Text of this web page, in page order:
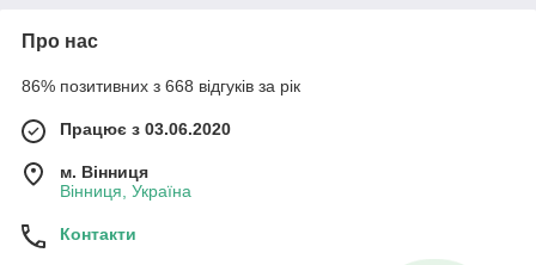
Про нас
86% позитивних з 668 відгуків за рік
Працює з 03.06.2020
м. Вінниця
Вінниця, Україна
Контакти